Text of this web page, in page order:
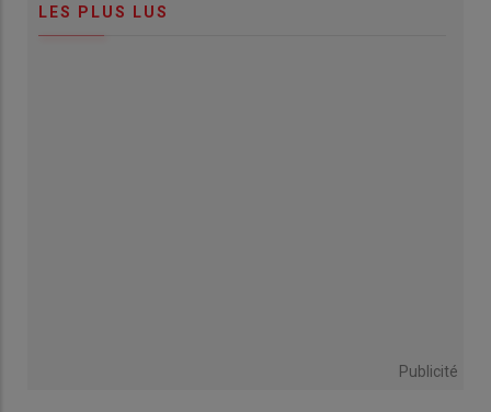
LES PLUS LUS
Publicité